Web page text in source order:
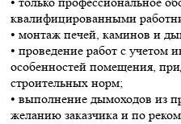
квалифицированными
• монтаж печей, каминов и
• проведение работ с учетом
особенностей помещения,
строительных норм;
• выполнение дымоходов из
желанию заказчика и по